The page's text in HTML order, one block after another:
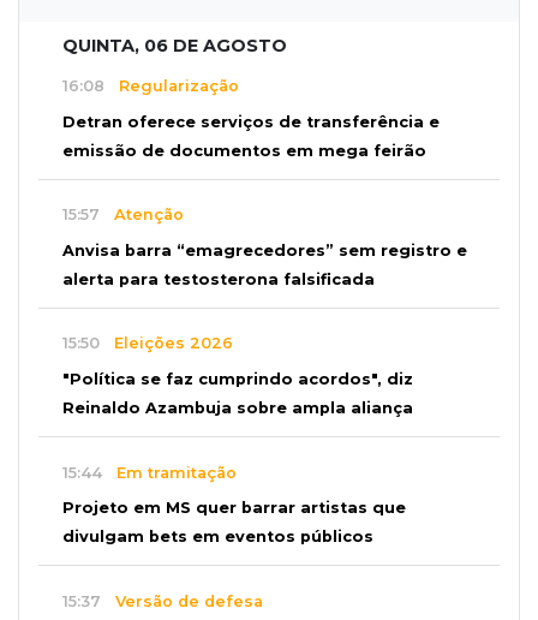
QUINTA, 06 DE AGOSTO
16:08 Regularização
Detran oferece serviços de transferência e
emissão de documentos em mega feirão
15:57 Atenção
Anvisa barra “emagrecedores” sem registro e
alerta para testosterona falsificada
15:50 Eleições 2026
"Política se faz cumprindo acordos", diz
Reinaldo Azambuja sobre ampla aliança
15:44 Em tramitação
Projeto em MS quer barrar artistas que
divulgam bets em eventos públicos
15:37 Versão de defesa